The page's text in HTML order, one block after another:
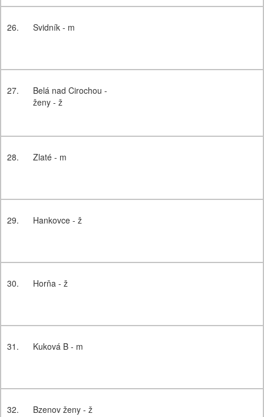
26. Svidník - m
27.
Belá nad Cirochou -
ženy - ž
28. Zlaté - m
29. Hankovce - ž
30. Horňa - ž
31. Kuková B - m
32. Bzenov ženy - ž